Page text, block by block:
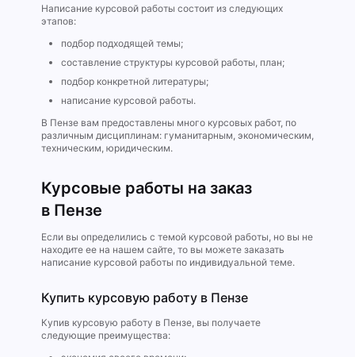
Написание курсовой работы состоит из следующих
этапов:
подбор подходящей темы;
составление структуры курсовой работы, план;
подбор конкретной литературы;
написание курсовой работы.
В Пензе вам предоставлены много курсовых работ, по
различным дисциплинам: гуманитарным, экономическим,
техническим, юридическим.
Курсовые работы на заказ
в Пензе
Если вы определились с темой курсовой работы, но вы не
находите ее на нашем сайте, то вы можете заказать
написание курсовой работы по индивидуальной теме.
Купить курсовую работу в Пензе
Купив курсовую работу в Пензе, вы получаете
следующие преимущества: